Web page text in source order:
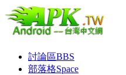
討論區BBS
部落格Space